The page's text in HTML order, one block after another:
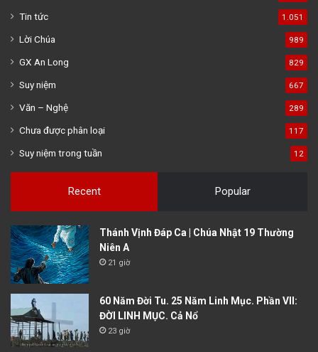
Tin tức 1.051
Lời Chúa 989
GX An Long 829
Suy niệm 667
Văn – Nghệ 289
Chưa được phân loại 117
Suy niệm trong tuần 12
Recent Popular
Thánh Vịnh Đáp Ca | Chúa Nhật 19 Thường
Niên A
21 giờ
60 Năm Đời Tu. 25 Năm Linh Mục. Phần VII:
ĐỜI LINH MỤC. Cả Nổ
23 giờ